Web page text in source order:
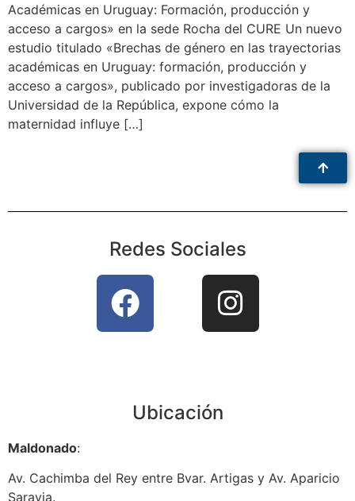
Académicas en Uruguay: Formación, producción y
acceso a cargos» en la sede Rocha del CURE Un nuevo
estudio titulado «Brechas de género en las trayectorias
académicas en Uruguay: formación, producción y
acceso a cargos», publicado por investigadoras de la
Universidad de la República, expone cómo la
maternidad influye […]
Redes Sociales
Ubicación
Maldonado:
Av. Cachimba del Rey entre Bvar. Artigas y Av. Aparicio
Saravia.